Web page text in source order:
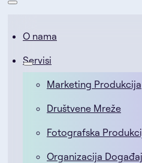
O nama
Servisi
Marketing Produkcija
Društvene Mreže
Fotografska
Organizacija